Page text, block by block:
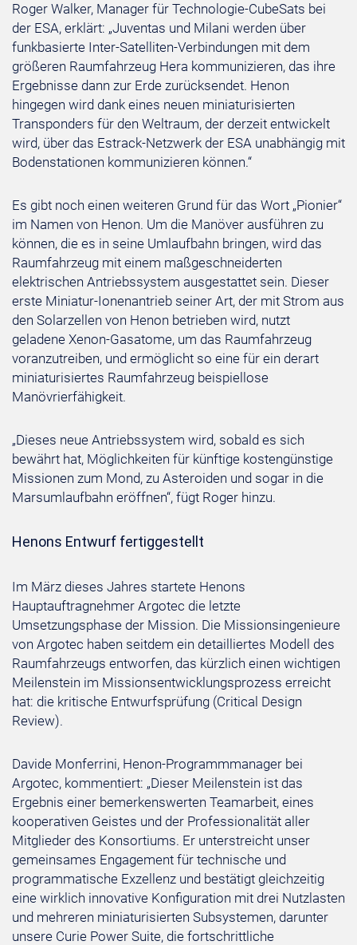
Roger Walker, Manager für Technologie-CubeSats bei
der ESA, erklärt: „Juventas und Milani werden über
funkbasierte Inter-Satelliten-Verbindungen mit dem
größeren Raumfahrzeug Hera kommunizieren, das ihre
Ergebnisse dann zur Erde zurücksendet. Henon
hingegen wird dank eines neuen miniaturisierten
Transponders für den Weltraum, der derzeit entwickelt
wird, über das Estrack-Netzwerk der ESA unabhängig mit
Bodenstationen kommunizieren können.“
Es gibt noch einen weiteren Grund für das Wort „Pionier“
im Namen von Henon. Um die Manöver ausführen zu
können, die es in seine Umlaufbahn bringen, wird das
Raumfahrzeug mit einem maßgeschneiderten
elektrischen Antriebssystem ausgestattet sein. Dieser
erste Miniatur-Ionenantrieb seiner Art, der mit Strom aus
den Solarzellen von Henon betrieben wird, nutzt
geladene Xenon-Gasatome, um das Raumfahrzeug
voranzutreiben, und ermöglicht so eine für ein derart
miniaturisiertes Raumfahrzeug beispiellose
Manövrierfähigkeit.
„Dieses neue Antriebssystem wird, sobald es sich
bewährt hat, Möglichkeiten für künftige kostengünstige
Missionen zum Mond, zu Asteroiden und sogar in die
Marsumlaufbahn eröffnen“, fügt Roger hinzu.
Henons Entwurf fertiggestellt
Im März dieses Jahres startete Henons
Hauptauftragnehmer Argotec die letzte
Umsetzungsphase der Mission. Die Missionsingenieure
von Argotec haben seitdem ein detailliertes Modell des
Raumfahrzeugs entworfen, das kürzlich einen wichtigen
Meilenstein im Missionsentwicklungsprozess erreicht
hat: die kritische Entwurfsprüfung (Critical Design
Review).
Davide Monferrini, Henon-Programmmanager bei
Argotec, kommentiert: „Dieser Meilenstein ist das
Ergebnis einer bemerkenswerten Teamarbeit, eines
kooperativen Geistes und der Professionalität aller
Mitglieder des Konsortiums. Er unterstreicht unser
gemeinsames Engagement für technische und
programmatische Exzellenz und bestätigt gleichzeitig
eine wirklich innovative Konfiguration mit drei Nutzlasten
und mehreren miniaturisierten Subsystemen, darunter
unsere Curie Power Suite, die fortschrittliche